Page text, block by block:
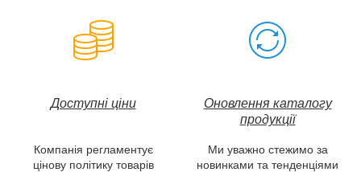
Доступні ціни
Оновлення каталогу
продукції
Компанія регламентує
цінову політику товарів
Ми уважно стежимо за
новинками та тенденціями